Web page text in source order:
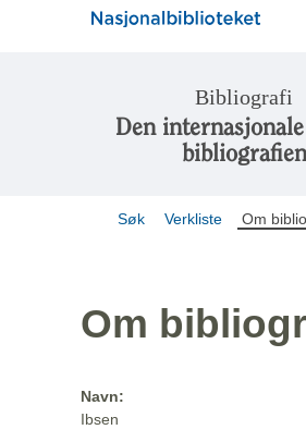
Bibliografi
Den
bibliografien
Søk Verkliste Om
Om
Navn:
Ibsen